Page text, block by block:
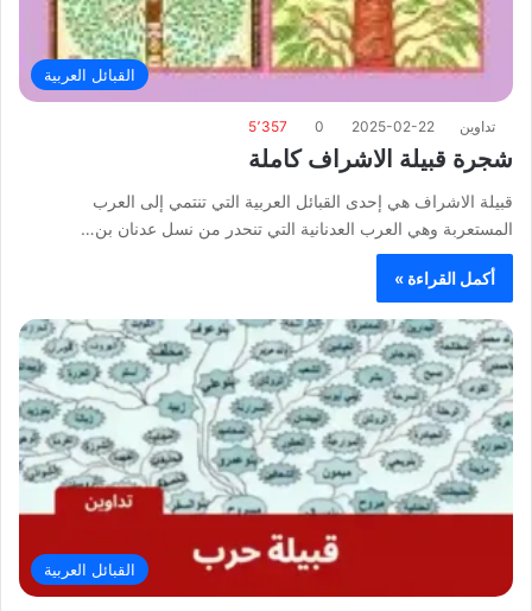
القبائل العربية
تداوين 2025-02-22
0 5٬357
شجرة قبيلة الاشراف كاملة
قبيلة الاشراف هي إحدى القبائل العربية التي تنتمي إلى العرب
المستعربة وهي العرب العدنانية التي تنحدر من نسل عدنان بن…
أكمل القراءة »
القبائل العربية